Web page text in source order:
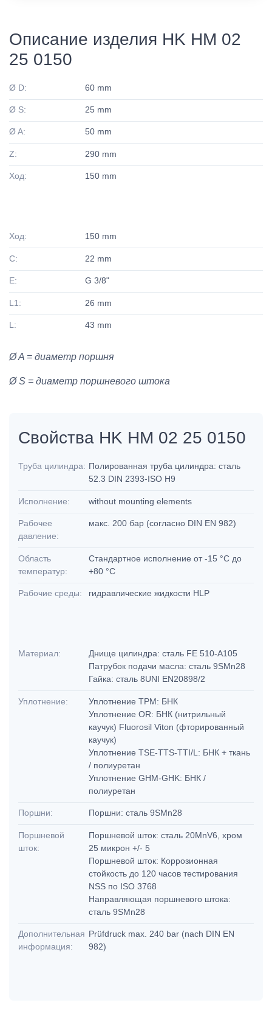
Описание изделия HK HM 02
25 0150
Ø D: 60 mm
Ø S: 25 mm
Ø A: 50 mm
Z: 290 mm
Ход: 150 mm
Ход: 150 mm
C: 22 mm
E: G 3/8"
L1: 26 mm
L: 43 mm
Ø A = диаметр поршня
Ø S = диаметр поршневого штока
Свойства HK HM 02 25 0150
Труба цилиндра: Полированная труба цилиндра: сталь
52.3 DIN 2393-ISO H9
Исполнение: without mounting elements
Рабочее
давление:
макс. 200 бар (согласно DIN EN 982)
Область
температур:
Стандартное исполнение от -15 °C до
+80 °C
Рабочие среды: гидравлические жидкости HLP
Материал:
Днище цилиндра: сталь FE 510-A105
Патрубок подачи масла: сталь 9SMn28
Гайка: сталь 8UNI EN20898/2
Уплотнение:
Уплотнение TPM: БНК
Уплотнение OR: БНК (нитрильный
каучук) Fluorosil Viton (фторированный
каучук)
Уплотнение TSE-TTS-TTI/L: БНК + ткань
/ полиуретан
Уплотнение GHM-GHK: БНК /
полиуретан
Поршни: Поршни: сталь 9SMn28
Поршневой
шток:
Поршневой шток: сталь 20MnV6, хром
25 микрон +/- 5
Поршневой шток: Коррозионная
стойкость до 120 часов тестирования
NSS по ISO 3768
Направляющая поршневого штока:
сталь 9SMn28
Дополнительная
информация:
Prüfdruck max. 240 bar (nach DIN EN
982)